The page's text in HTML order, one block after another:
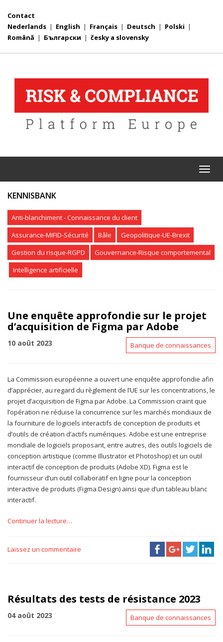
Contact
Nederlands | English | Français | Deutsch | Polski |
Română | Български | česky a slovensky
KENNISBANK
Anti-blanchiment - Connaissance du client
Assurance-MIFID-Sécurité
Bâle
Geopolitique-UE-Brexit
Gestion du risque-RGPD
Gouvernance-Risque comportemental
Intelligence artificielle
Une enquête approfondie sur le projet
d’acquisition de Figma par Adobe
10 août 2023 Banque de connaissances
La Commission européenne a ouvert une enquête approfondie afin
d’apprécier, au regard du règlement de l’UE sur les concentrations, le
projet d’acquisition de Figma par Adobe. La Commission craint que
l’opération ne réduise la concurrence sur les marchés mondiaux de
la fourniture de logiciels interactifs de conception de produits et
d’outils de création d’actifs numériques. Adobe est une entreprise
mondiale de logiciels proposant, entre autres, des outils logiciels de
conception artistique (comme Illustrator et Photoshop) et un outil
interactif de conception de produits (Adobe XD). Figma est le
fournisseur d’un outil collaboratif en ligne pour la conception
interactive de produits (Figma Design) ainsi que d’un tableau blanc
interactif.
Continuer la lecture…
Laissez un commentaire
Résultats des tests de résistance 2023
04 août 2023 Banque de connaissances